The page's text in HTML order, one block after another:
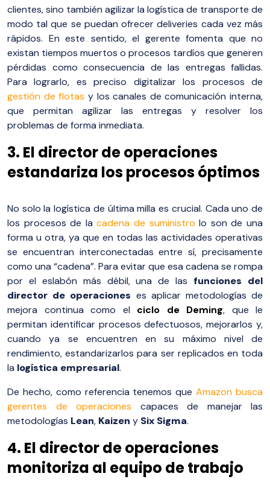
clientes, sino también agilizar la logística de transporte de
modo tal que se puedan ofrecer deliveries cada vez más
rápidos. En este sentido, el gerente fomenta que no
existan tiempos muertos o procesos tardíos que generen
pérdidas como consecuencia de las entregas fallidas.
Para lograrlo, es preciso digitalizar los procesos de
gestión de flotas y los canales de comunicación interna,
que permitan agilizar las entregas y resolver los
problemas de forma inmediata.
3. El director de operaciones
estandariza los procesos óptimos
No solo la logística de última milla es crucial. Cada uno de
los procesos de lacadena de suministro lo son de una
forma u otra, ya que en todas las actividades operativas
se encuentran interconectadas entre sí, precisamente
como una “cadena”. Para evitar que esa cadena se rompa
por el eslabón más débil, una de las funciones del
director de operaciones es aplicar metodologías de
mejora continua como el ciclo de Deming, que le
permitan identificar procesos defectuosos, mejorarlos y,
cuando ya se encuentren en su máximo nivel de
rendimiento, estandarizarlos para ser replicados en toda
la logística empresarial.
De hecho, como referencia tenemos queAmazon busca
gerentes de operaciones capaces de manejar las
metodologías Lean, Kaizen y Six Sigma.
4. El director de operaciones
monitoriza al equipo de trabajo